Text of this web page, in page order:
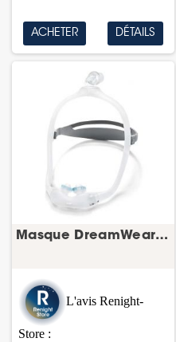
ACHETER DÉTAILS
Masque DreamWear Narinaire silicone FitPack –...
L'avis Renight-
Store :